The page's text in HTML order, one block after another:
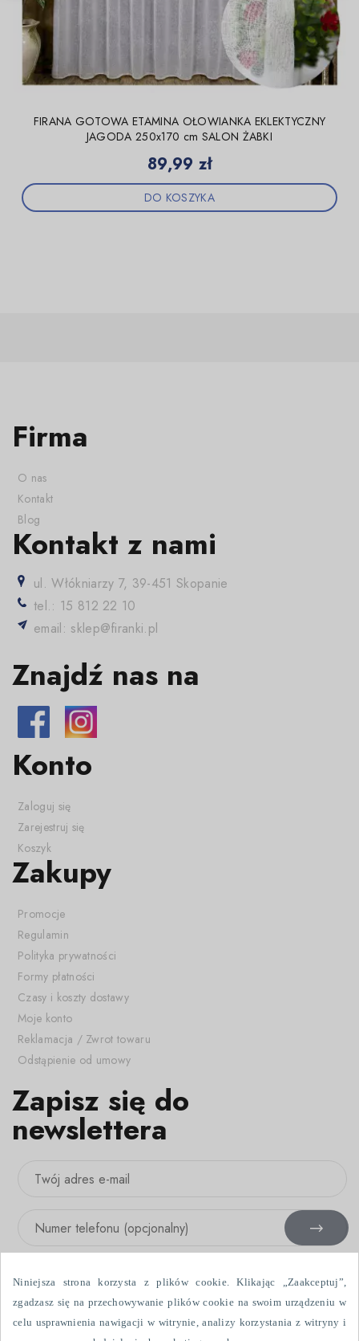
FIRANA GOTOWA ETAMINA OŁOWIANKA EKLEKTYCZNY
JAGODA 250x170 cm SALON ŻABKI
Cena
89,99 zł
DO KOSZYKA
Firma
O nas
Kontakt
Blog
Kontakt z nami
ul. Włókniarzy 7, 39-451 Skopanie
tel.: 15 812 22 10
email: sklep@firanki.pl
Znajdź nas na
Konto
Zaloguj się
Zarejestruj się
Koszyk
Zakupy
Promocje
Regulamin
Polityka prywatności
Formy płatności
Czasy i koszty dostawy
Moje konto
Reklamacja / Zwrot towaru
Odstąpienie od umowy
Zapisz się do
newslettera
Wyrażam zgodę na otrzymywanie informacji handlowych drogą
Niniejsza strona korzysta z plików cookie. Klikając „Zaakceptuj”,
zgadzasz się na przechowywanie plików cookie na swoim urządzeniu w
celu usprawnienia nawigacji w witrynie, analizy korzystania z witryny i